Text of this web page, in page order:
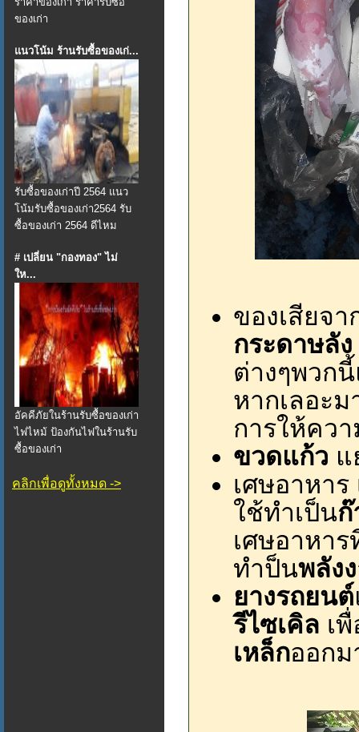
ของเก่า
แนวโน้ม ร้านรับซื้อของเก่...
รับซื้อของเก่าปี 2564 แนว
โน้มรับซื้อของเก่า2564 รับ
ซื้อของเก่า 2564 ดีไหม
# เปลี่ยน "กองทอง" ไม่
ให...
อัคคีภัยในร้านรับซื้อของเก่า
ไฟไหม้ ป้องกันไฟในร้านรับ
ซื้อของเก่า
คลิกเพื่อดูทั้งหมด ->
ของเสียจา
กระดาษลั
ต่างๆพวก
หากเลอะ
การให้คว
ขวดแก้ว แ
เศษอาหา
ใช้ทำเป็น
เศษอาหา
ทำป็นพลัง
ยางรถยนต์
รีไซเคิล เ
เหล็กออกม